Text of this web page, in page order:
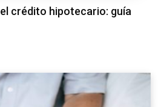
crédito hipotecario: guía